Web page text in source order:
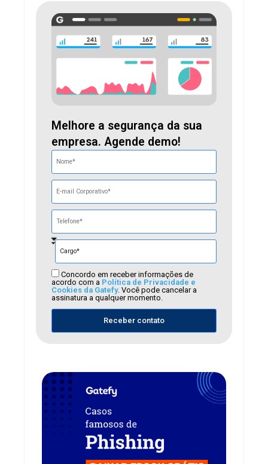
Melhore a segurança da sua
empresa. Agende demo!
Concordo em receber informações de
acordo com a Política de Privacidade e
Cookies da Gatefy. Você pode cancelar a
assinatura a qualquer momento.
Receber contato